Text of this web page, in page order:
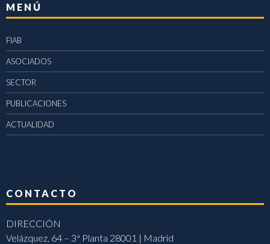
MENÚ
FIAB
ASOCIADOS
SECTOR
PUBLICACIONES
ACTUALIDAD
CONTACTO
DIRECCIÓN
Velázquez, 64 – 3ª Planta 28001 | Madrid